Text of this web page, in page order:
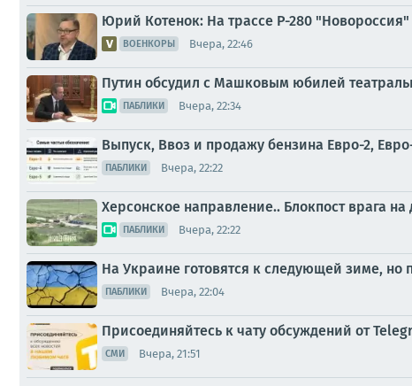
Юрий Котенок: На трассе Р-280
ВОЕНКОРЫ Вчера, 22:46
Путин обсудил с Машковым юбилей
ПАБЛИКИ Вчера, 22:34
Выпуск, Ввоз и продажу бензина Евро-2,
ПАБЛИКИ Вчера, 22:22
Херсонское направление.. Блокпост врага
ПАБЛИКИ Вчера, 22:22
На Украине готовятся к следующей зиме, но
ПАБЛИКИ Вчера, 22:04
Присоединяйтесь к чату обсуждений от
СМИ Вчера, 21:51